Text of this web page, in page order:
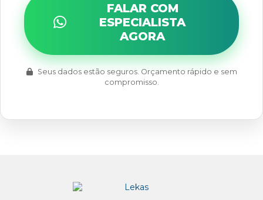
FALAR COM
ESPECIALISTA
AGORA
Seus dados estão seguros. Orçamento rápido e sem
compromisso.